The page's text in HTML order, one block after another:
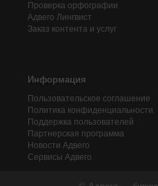
Проверка орфографии
Адвего Лингвист
Заказ контента и услуг
Информация
Пользовательское соглашение
Политика конфиденциальности
Поддержка пользователей
Партнерская программа
Новости Адвего
Сервисы Адвего